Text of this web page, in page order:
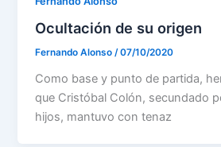
Ocultación de su origen
Fernando Alonso/07/10/2020
Como base y punto de partida,
que Cristóbal Colón, secundado
hijos, mantuvo con tenaz